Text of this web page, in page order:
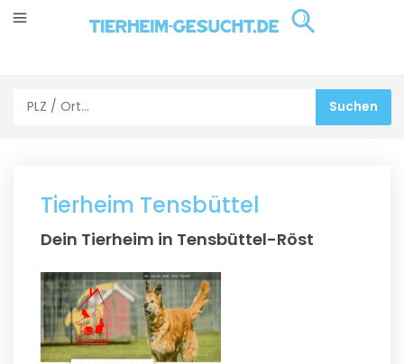
Tierheim Tensbüttel
Dein Tierheim in Tensbüttel-Röst